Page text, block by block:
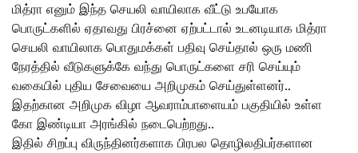
மித்ரா எனும் இந்த செயலி வாயிலாக வீட்டு உபயோக
பொருட்களில் ஏதாவது பிரச்னை ஏற்பட்டால் உடனடியாக மித்ரா
செயலி வாயிலாக பொதுமக்கள் பதிவு செய்தால் ஒரு மணி
நேரத்தில் வீடுகளுக்கே வந்து பொருட்களை சரி செய்யும்
வகையில் புதிய சேவையை அறிமுகம் செய்துள்ளனர்..
இதற்கான அறிமுக விழா ஆவராம்பாளையம் பகுதியில் உள்ள
கோ இண்டியா அரங்கில் நடைபெற்றது..
இதில் சிறப்பு விருந்தினர்களாக பிரபல தொழிலதிபர்களான